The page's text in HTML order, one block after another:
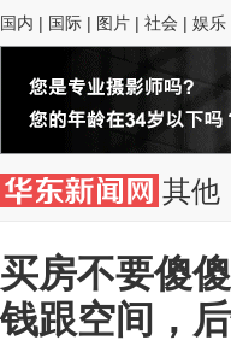
国内 | 国际 | 图片 | 社会 | 娱乐
其他
买房不要傻
钱跟空间，